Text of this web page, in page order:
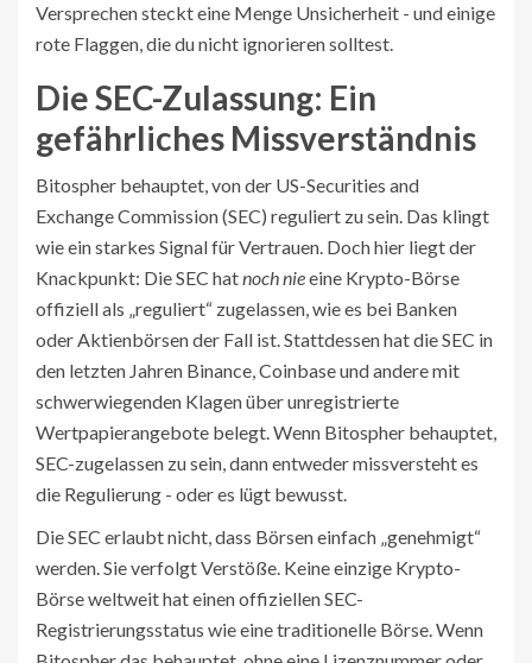
Versprechen steckt eine Menge Unsicherheit - und einige
rote Flaggen, die du nicht ignorieren solltest.
Die SEC-Zulassung: Ein
gefährliches Missverständnis
Bitospher behauptet, von der US-Securities and
Exchange Commission (SEC) reguliert zu sein. Das klingt
wie ein starkes Signal für Vertrauen. Doch hier liegt der
Knackpunkt: Die SEC hatnoch nieeine Krypto-Börse
offiziell als „reguliert“ zugelassen, wie es bei Banken
oder Aktienbörsen der Fall ist. Stattdessen hat die SEC in
den letzten Jahren Binance, Coinbase und andere mit
schwerwiegenden Klagen über unregistrierte
Wertpapierangebote belegt. Wenn Bitospher behauptet,
SEC-zugelassen zu sein, dann entweder missversteht es
die Regulierung - oder es lügt bewusst.
Die SEC erlaubt nicht, dass Börsen einfach „genehmigt“
werden. Sie verfolgt Verstöße. Keine einzige Krypto-
Börse weltweit hat einen offiziellen SEC-
Registrierungsstatus wie eine traditionelle Börse. Wenn